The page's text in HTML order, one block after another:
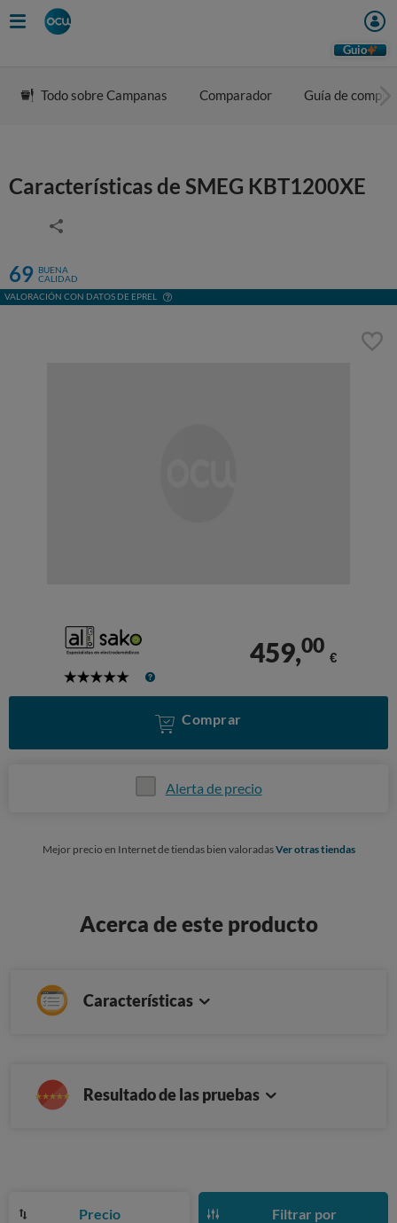
Guio
Todo sobre Campanas Comparador Guía de compra
Características de SMEG KBT1200XE
69 BUENA
CALIDAD
VALORACIÓN CON DATOS DE EPREL
5
459,00
€
Comprar
Alerta de precio
Mejor precio en Internet de tiendas bien valoradasVer otras tiendas
Acerca de este producto
Características
Resultado de las pruebas
Precio Filtrar por